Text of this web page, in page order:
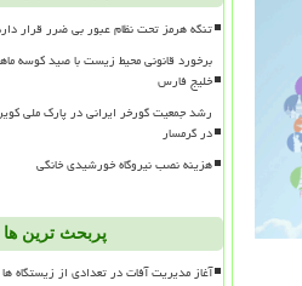
تنگه هرمز تحت نظام عبور بی ضرر قرار
برخورد قانونی محیط زیست با صید کوسه
خلیج فارس
در گرمسار
هزینه نصب نیروگاه خورشیدی خانگی
پربحث ترین ها
آغاز مدیریت آفات در تعدادی از زیستگاه ها